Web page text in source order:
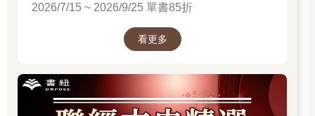
年擋在櫥窗前，妨礙商家營業。若是在戰前的專制時期，日本警
民主化的新日本，法律上沒有任何可以拘捕御幸族的正當理由。
畢竟，他們也只是站在那裡聊天而已。然而，警方跟商家一樣，
於是，一九六四年九月十二日週六夜裡，距離奧運開幕不到一個
2026/7/15 ~ 2026/9/25 單書85折
看更多